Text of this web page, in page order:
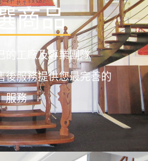
商品
的工廠及專業團隊
後服務提供您最完善的
服務